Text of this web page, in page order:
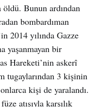
öldü. Bunun ardından
bombardıman
2014 yılında Gazze
yaşanmayan bir
Hareketi’nin askerî
tugaylarından 3 kişinin
kişi de yaralandı.
atışıyla karşılık